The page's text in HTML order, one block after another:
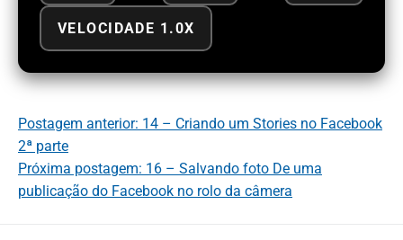
VELOCIDADE 1.0X
Postagem anterior: 14 – Criando um Stories no Facebook
2ª parte
Próxima postagem: 16 – Salvando foto De uma
publicação do Facebook no rolo da câmera